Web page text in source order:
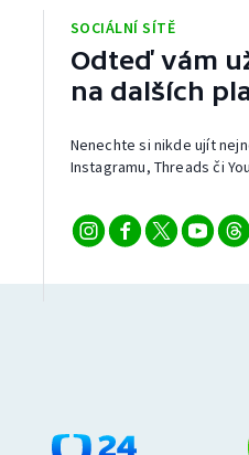
SOCIÁLNÍ SÍTĚ
Odteď vám
na dalších
Nenechte si nikde ujít
Instagramu, Threads či